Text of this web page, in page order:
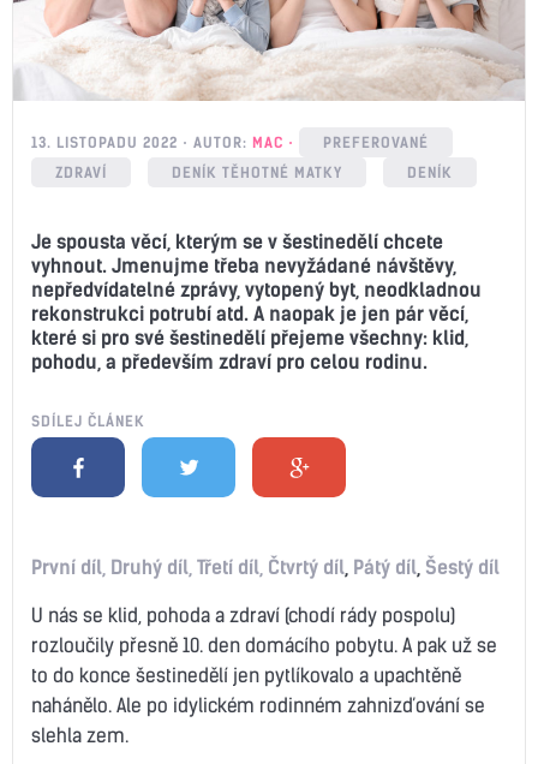
13. LISTOPADU 2022 AUTOR: MAC
PREFEROVANÉ
ZDRAVÍ
DENÍK TĚHOTNÉ MATKY DENÍK
Je spousta věcí, kterým se v šestinedělí chcete
vyhnout. Jmenujme třeba nevyžádané návštěvy,
nepředvídatelné zprávy, vytopený byt, neodkladnou
rekonstrukci potrubí atd. A naopak je jen pár věcí,
které si pro své šestinedělí přejeme všechny: klid,
pohodu, a především zdraví pro celou rodinu.
SDÍLEJ ČLÁNEK
První díl, Druhý díl, Třetí díl, Čtvrtý díl Pátý díl Šestý díl
U nás se klid, pohoda a zdraví (chodí rády pospolu)
rozloučily přesně 10. den domácího pobytu. A pak už se
to do konce šestinedělí jen pytlíkovalo a upachtěně
nahánělo. Ale po idylickém rodinném zahnizďování se
slehla zem.